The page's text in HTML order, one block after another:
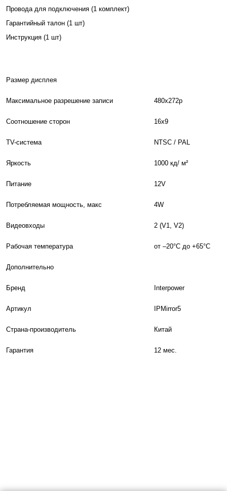
Провода для подключения (1 комплект)
Гарантийный талон (1 шт)
Инструкция (1 шт)
Размер дисплея
Максимальное разрешение записи 480x272p
Соотношение сторон 16х9
TV-система NTSC / PAL
Яркость 1000 кд/ м²
Питание 12V
Потребляемая мощность, макс 4W
Видеовходы 2 (V1, V2)
Рабочая температура от –20°С до +65°С
Дополнительно
Бренд Interpower
Артикул IPMirror5
Страна-производитель Китай
Гарантия 12 мес.